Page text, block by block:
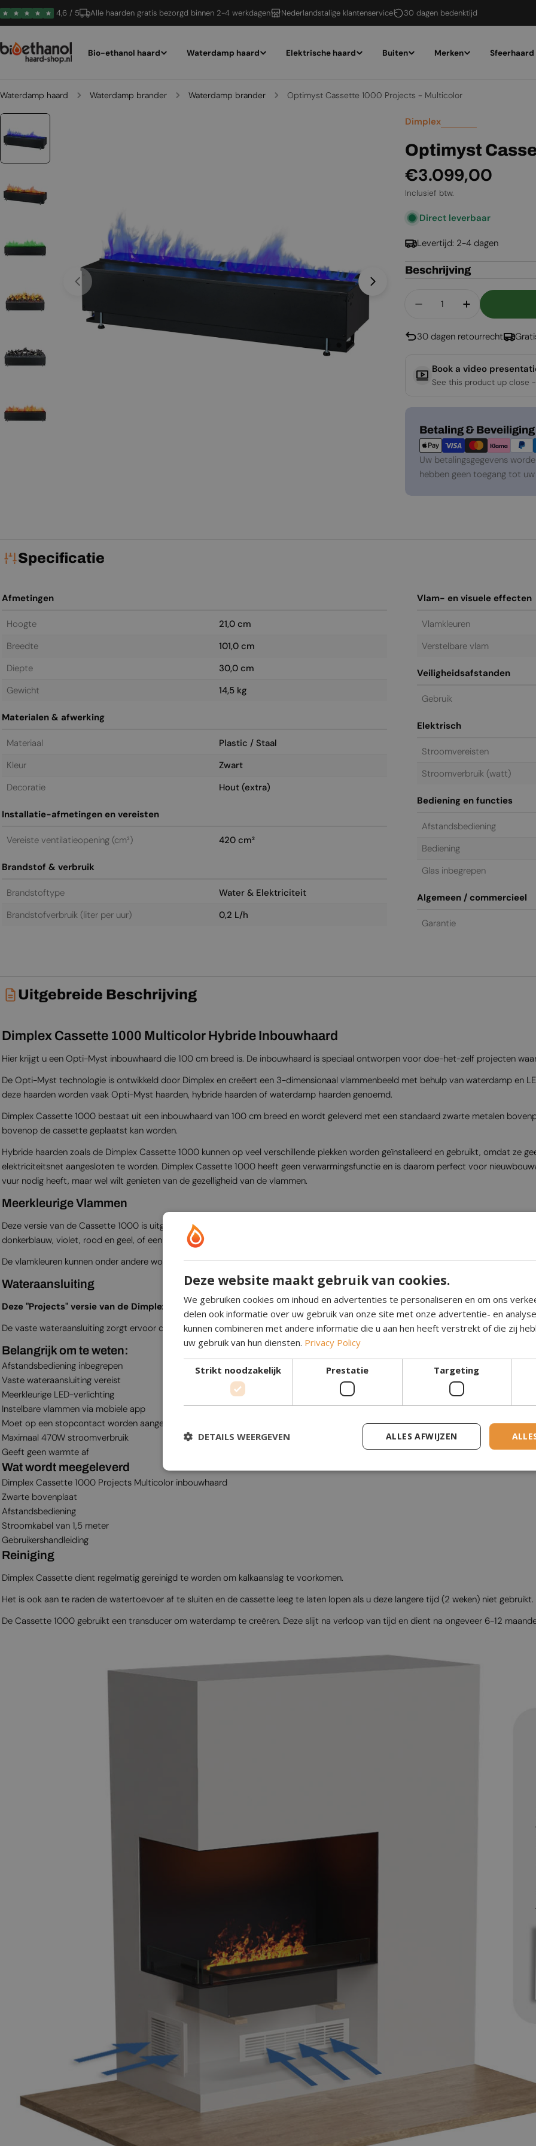
Ga
naar
4,6 / 5 Alle haarden gratis bezorgd binnen 2-4 werkdagen Nederlandstalige klantenservice 30 dagen bedenktijd
Bio-ethanol haard Waterdamp haard Elektrische haard Buiten Merken Sfeerhaard
Waterdamp haard Waterdamp brander Waterdamp brander Optimyst Cassette 1000 Projects - Multicolor
Open media 0 in een venster Open media 1 in een venster
Dimplex
Optimyst
Normale
prijs
€3.099,00
Inclusief btw.
Direct leverbaar
Levertijd: 2-4 dagen
Beschrijving
Aantal Verlagen
Aantal
30 dagen retourrecht
Book a video
See this product up close
Betaling & Beveiliging
Betaalmethoden
Uw betalingsgegevens
hebben geen toegang tot
Specificatie
Afmetingen
Hoogte
21,0 cm
Breedte
101,0 cm
Diepte
30,0 cm
Gewicht
14,5 kg
Materialen & afwerking
Materiaal
Plastic / Staal
Kleur
Zwart
Decoratie
Hout (extra)
Installatie-afmetingen en vereisten
Vereiste ventilatieopening (cm²) 420 cm²
Brandstof & verbruik
Brandstoftype
Water & Elektriciteit
Brandstofverbruik (liter per uur)
0,2 L/h
Vlam- en visuele effecten
Vlamkleuren
Verstelbare vlam
Veiligheidsafstanden
Gebruik
Elektrisch
Stroomvereisten
Stroomverbruik (watt)
Bediening en functies
Afstandsbediening
Bediening
Glas inbegrepen
Algemeen / commercieel
Garantie
Uitgebreide Beschrijving
Dimplex Cassette 1000 Multicolor Hybride Inbouwhaard
Hier krijgt u een Opti-Myst inbouwhaard die 100 cm breed is. De inbouwhaard is speciaal ontworpen voor doe-het-zelf projecten
De Opti-Myst technologie is ontwikkeld door Dimplex en creëert een 3-dimensionaal vlammenbeeld met behulp van waterdamp en
deze haarden worden vaak Opti-Myst haarden, hybride haarden of waterdamp haarden genoemd.
Dimplex Cassette 1000 bestaat uit een inbouwhaard van 100 cm breed en wordt geleverd met een standaard zwarte metalen
bovenop de cassette geplaatst kan worden.
Hybride haarden zoals de Dimplex Cassette 1000 kunnen op veel verschillende plekken worden geïnstalleerd en gebruikt, omdat ze
elektriciteitsnet aangesloten te worden. Dimplex Cassette 1000 heeft geen verwarmingsfunctie en is daarom perfect voor
vuur nodig heeft, maar wel wilt genieten van de gezelligheid van de vlammen.
Meer­kleurige Vlammen
Deze versie van de Cassette 1000 is uitgerust met meerkleurige LED-verlichting, waardoor de vlammen van kleur kunnen
donkerblauw, violet, rood en geel, of een combinatie daarvan.
De vlamkleuren kunnen onder andere worden aangepast met een app op uw telefoon, zodat u de vlamkleuren kunt afstemmen op uw
Wateraansluiting
Deze "Projects" versie van de Dimplex Optimyst Cassette 1000 Multicolor vereist een vaste wateraansluiting.
De vaste wateraansluiting zorgt ervoor dat de Cassette 1000 automatisch water bijvult wanneer de haard dit nodig heeft. Zo hoeft
Belangrijk om te weten:
Afstandsbediening inbegrepen
Vaste wateraansluiting vereist
Meerkleurige LED-verlichting
Instelbare vlammen via mobiele app
Moet op een stopcontact worden aangesloten
Maximaal 470W stroomverbruik
Geeft geen warmte af
Wat wordt meegeleverd
Dimplex Cassette 1000 Projects Multicolor inbouwhaard
Zwarte bovenplaat
Afstandsbediening
Stroomkabel van 1,5 meter
Gebruikershandleiding
Reiniging
Dimplex Cassette dient regelmatig gereinigd te worden om kalkaanslag te voorkomen.
Het is ook aan te raden de watertoevoer af te sluiten en de cassette leeg te laten lopen als u deze langere tijd (2 weken) niet gebruikt.
De Cassette 1000 gebruikt een transducer om waterdamp te creëren. Deze slijt na verloop van tijd en dient na ongeveer 6-12
Deze website maakt gebruik van cookies.
We gebruiken cookies om inhoud en advertenties te personaliseren en om ons
delen ook informatie over uw gebruik van onze site met onze advertentie- en
kunnen combineren met andere informatie die u aan hen heeft verstrekt of die zij
uw gebruik van hun diensten. Privacy Policy
Strikt noodzakelijk Prestatie Targeting
ALLES AFWIJZEN
DETAILS WEERGEVEN